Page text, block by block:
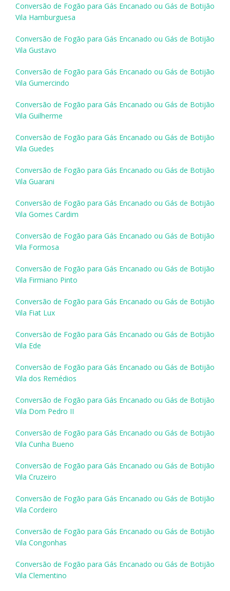
Conversão de Fogão para Gás Encanado ou Gás de Botijão
Vila Hamburguesa
Conversão de Fogão para Gás Encanado ou Gás de Botijão
Vila Gustavo
Conversão de Fogão para Gás Encanado ou Gás de Botijão
Vila Gumercindo
Conversão de Fogão para Gás Encanado ou Gás de Botijão
Vila Guilherme
Conversão de Fogão para Gás Encanado ou Gás de Botijão
Vila Guedes
Conversão de Fogão para Gás Encanado ou Gás de Botijão
Vila Guarani
Conversão de Fogão para Gás Encanado ou Gás de Botijão
Vila Gomes Cardim
Conversão de Fogão para Gás Encanado ou Gás de Botijão
Vila Formosa
Conversão de Fogão para Gás Encanado ou Gás de Botijão
Vila Firmiano Pinto
Conversão de Fogão para Gás Encanado ou Gás de Botijão
Vila Fiat Lux
Conversão de Fogão para Gás Encanado ou Gás de Botijão
Vila Ede
Conversão de Fogão para Gás Encanado ou Gás de Botijão
Vila dos Remédios
Conversão de Fogão para Gás Encanado ou Gás de Botijão
Vila Dom Pedro II
Conversão de Fogão para Gás Encanado ou Gás de Botijão
Vila Cunha Bueno
Conversão de Fogão para Gás Encanado ou Gás de Botijão
Vila Cruzeiro
Conversão de Fogão para Gás Encanado ou Gás de Botijão
Vila Cordeiro
Conversão de Fogão para Gás Encanado ou Gás de Botijão
Vila Congonhas
Conversão de Fogão para Gás Encanado ou Gás de Botijão
Vila Clementino